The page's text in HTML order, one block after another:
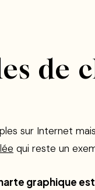
de
sur Internet
qui reste un
graphique